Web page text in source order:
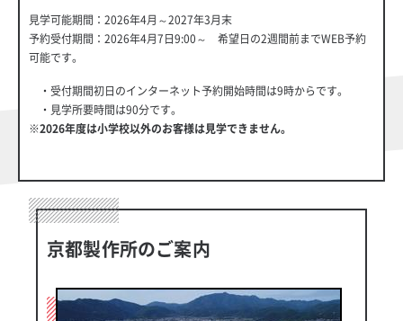
見学可能期間：2026年4月～2027年3月末
予約受付期間：2026年4月7日9:00～ 希望日の2週間前までWEB予約
可能です。
・受付期間初日のインターネット予約開始時間は9時からです。
・見学所要時間は90分です。
※2026年度は小学校以外のお客様は見学できません。
京都製作所のご案内